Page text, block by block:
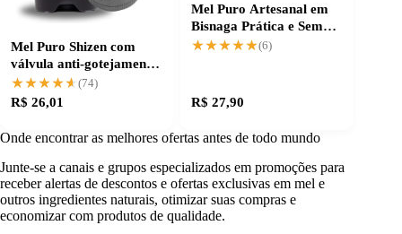
Mel Puro Shizen com
válvula anti-gotejamento:
sem desperdício
★★★★★
★★★★★ (74)
R$ 26,01
Mel Puro Artesanal em
Bisnaga Prática e Sem
Desperdício
★★★★★
★★★★★(6)
R$ 27,90
Onde encontrar as melhores ofertas antes de todo mundo
Junte-se a canais e grupos especializados em promoções para
receber alertas de descontos e ofertas exclusivas em mel e
outros ingredientes naturais, otimizar suas compras e
economizar com produtos de qualidade.